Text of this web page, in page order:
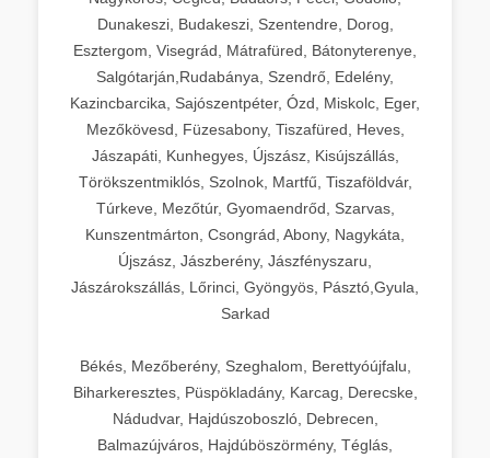
Dunakeszi, Budakeszi, Szentendre, Dorog,
Esztergom, Visegrád, Mátrafüred, Bátonyterenye,
Salgótarján,Rudabánya, Szendrő, Edelény,
Kazincbarcika, Sajószentpéter, Ózd, Miskolc, Eger,
Mezőkövesd, Füzesabony, Tiszafüred, Heves,
Jászapáti, Kunhegyes, Újszász, Kisújszállás,
Törökszentmiklós, Szolnok, Martfű, Tiszaföldvár,
Túrkeve, Mezőtúr, Gyomaendrőd, Szarvas,
Kunszentmárton, Csongrád, Abony, Nagykáta,
Újszász, Jászberény, Jászfényszaru,
Jászárokszállás, Lőrinci, Gyöngyös, Pásztó,Gyula,
Sarkad
Békés, Mezőberény, Szeghalom, Berettyóújfalu,
Biharkeresztes, Püspökladány, Karcag, Derecske,
Nádudvar, Hajdúszoboszló, Debrecen,
Balmazújváros, Hajdúböszörmény, Téglás,